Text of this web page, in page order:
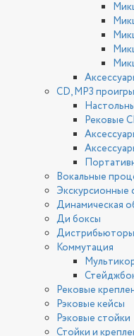
CD, MP3
Рековые
Вокальные
Экскурсионные
Динамическая
Ди боксы
Коммутация
Рековые
Рэковые кейсы
Рэковые стойки
Стойки и